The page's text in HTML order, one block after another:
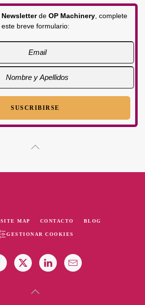
Newsletterde OP Machinery, complete
este breve formulario:
SITE MAP CONTACTO BLOG
GESTIONAR COOKIES